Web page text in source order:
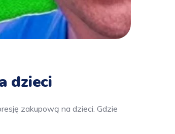
dzieci
zakupową na dzieci. Gdzie